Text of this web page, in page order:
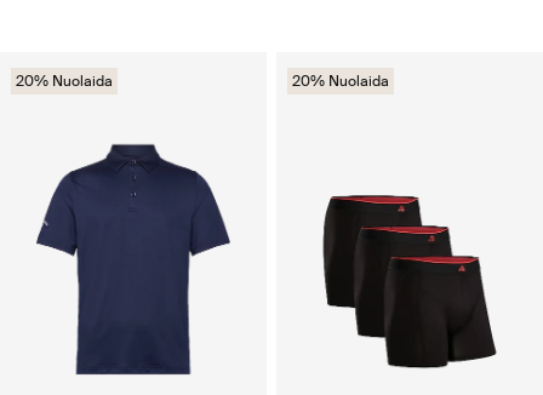
20% Nuolaida 20% Nuolaida